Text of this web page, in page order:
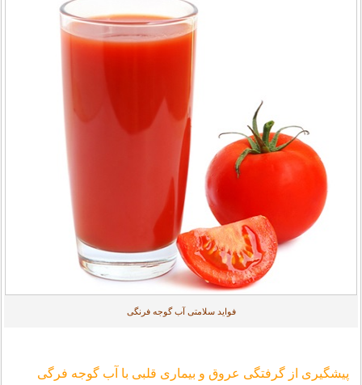
فواید سلامتی آب گوجه فرنگی
پیشگیری از گرفتگی عروق و بیماری قلبی با آب گوجه فرگی